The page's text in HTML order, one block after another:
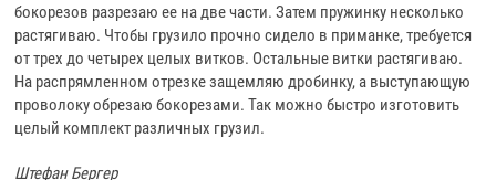
бокорезов разрезаю ее на две части. Затем пружинку несколько
растягиваю. Чтобы грузило прочно сидело в приманке, требуется
от трех до четырех целых витков. Остальные витки растягиваю.
На распрямленном отрезке защемляю дробинку, а выступающую
проволоку обрезаю бокорезами. Так можно быстро изготовить
целый комплект различных грузил.
Штефан Бергер